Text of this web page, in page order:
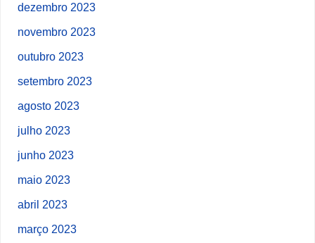
dezembro 2023
novembro 2023
outubro 2023
setembro 2023
agosto 2023
julho 2023
junho 2023
maio 2023
abril 2023
março 2023